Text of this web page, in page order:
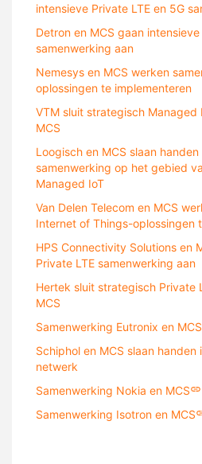
intensieve Private LTE en 5G
Detron en MCS gaan
samenwerking aan
Nemesys en MCS werken
oplossingen te implementeren
VTM sluit strategisch
MCS
Loogisch en MCS slaan
samenwerking op het gebied
Managed IoT
Van Delen Telecom en MCS
Internet of Things-oplossingen
HPS Connectivity Solutions en
Private LTE samenwerking aan
Hertek sluit strategisch Private
MCS
Samenwerking Eutronix en MCS
Schiphol en MCS slaan
netwerk
Samenwerking Nokia en MCS
Samenwerking Isotron en MCS